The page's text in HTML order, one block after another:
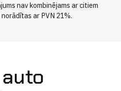
nav kombinējams ar citiem
ar PVN 21%.